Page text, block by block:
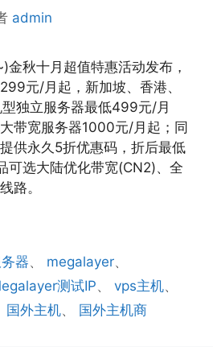
admin
秋十月超值特惠活动发布，
元/月起，新加坡、香港、
独立服务器最低499元/月
带宽服务器1000元/月起；同
供永久5折优惠码，折后最低
可选大陆优化带宽(CN2)、全
路。
器、 megalayer、
测试IP、 vps主机、
国外主机、 国外主机商